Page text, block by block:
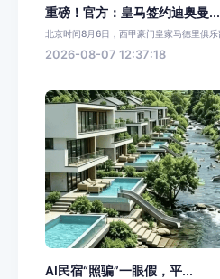
重磅！官方：皇马签约迪奥曼...
北京时间8月6日，西甲豪门皇家马德里俱
2026-08-07 12:37:18
AI民宿“照骗”一眼假，平...